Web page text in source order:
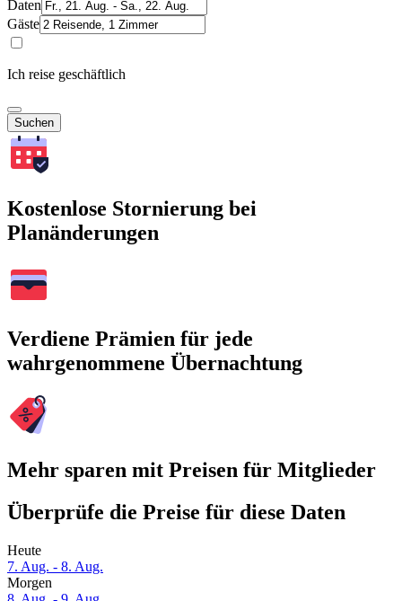
Daten
Gäste
Ich reise geschäftlich
Suchen
Kostenlose Stornierung bei
Planänderungen
Verdiene Prämien für jede
wahrgenommene Übernachtung
Mehr sparen mit Preisen für Mitglieder
Überprüfe die Preise für diese Daten
Heute
7. Aug. - 8. Aug.
Morgen